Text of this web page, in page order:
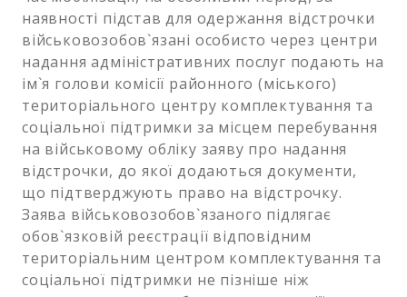
наявності підстав для одержання відстрочки
військовозобов`язані особисто через центри
надання адміністративних послуг подають на
ім`я голови комісії районного (міського)
територіального центру комплектування та
соціальної підтримки за місцем перебування
на військовому обліку заяву про надання
відстрочки, до якої додаються документи,
що підтверджують право на відстрочку.
Заява військовозобов`язаного підлягає
обов`язковій реєстрації відповідним
територіальним центром комплектування та
соціальної підтримки не пізніше ніж